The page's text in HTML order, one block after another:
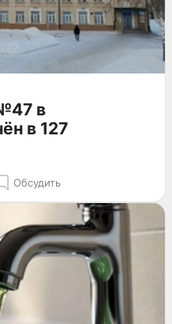
в
в 127
Обсудить